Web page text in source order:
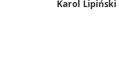
Karol Lipiński